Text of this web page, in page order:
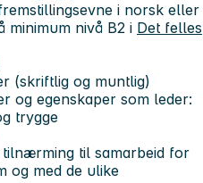
i norsk eller
minimum nivå B2 i Det felles
(skriftlig og muntlig)
og egenskaper som leder:
trygge
til samarbeid for
og med de ulike